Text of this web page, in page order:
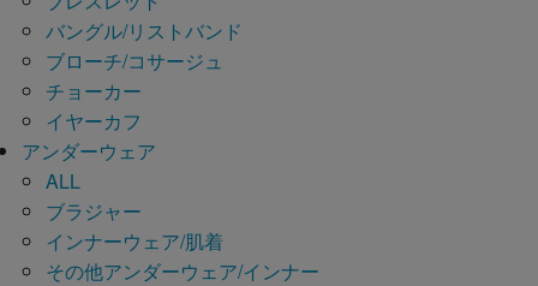
バングル/リストバンド
ブローチ/コサージュ
チョーカー
イヤーカフ
アンダーウェア
ALL
ブラジャー
インナーウェア/肌着
その他アンダーウェア/インナー